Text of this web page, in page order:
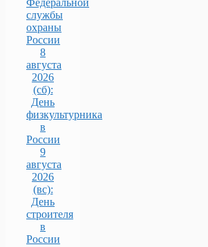
Федеральной
службы
охраны
России
8
августа
2026
(сб):
День
физкультурника
в
России
9
августа
2026
(вс):
День
строителя
в
России